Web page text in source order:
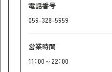
電話番号
059-328-5959
営業時間
11：00～22：00